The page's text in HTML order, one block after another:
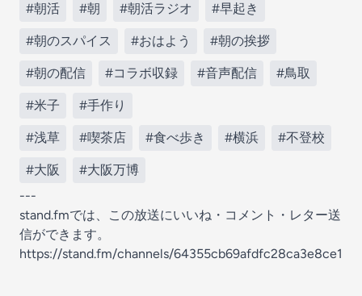
#朝活 #朝 #朝活ラジオ #早起き
#朝のスパイス #おはよう #朝の挨拶
#朝の配信 #コラボ収録 #音声配信 #鳥取
#米子 #手作り
#浅草 #喫茶店 #食べ歩き #横浜 #不登校
#大阪
#大阪万博
---
stand.fmでは、この放送にいいね・コメント・レター送
信ができます。
https://stand.fm/channels/64355cb69afdfc28ca3e8ce1